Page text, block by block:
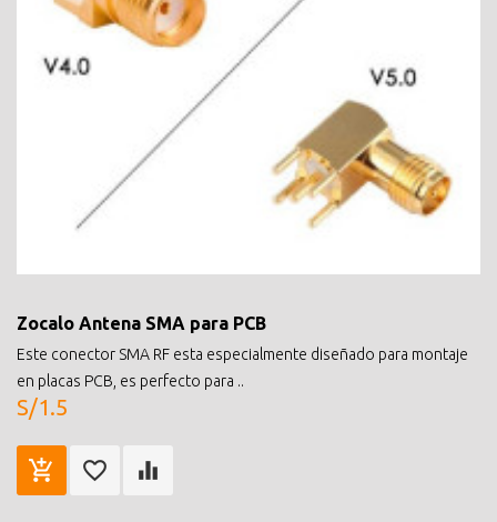
Zocalo Antena SMA para PCB
Este conector SMA RF esta especialmente diseñado para montaje
en placas PCB, es perfecto para ..
S/1.5